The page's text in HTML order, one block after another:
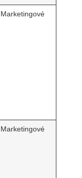
Marketingové
Marketingové